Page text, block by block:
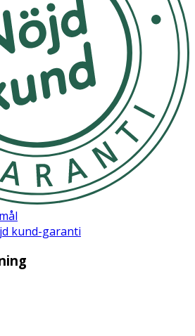
Sodium polyacrylate, Sodium
starch hydrolysate,
Dehydroacetic acid, Alaria
armata extract,
Citric acid, Potassium
kund-garanti